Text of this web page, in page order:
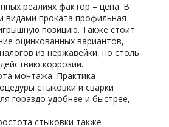
реалиях фактор – цена. В
видами проката профильная
позицию. Также стоит
оцинкованных вариантов,
из нержавейки, но столь
коррозии.
монтажа. Практика
стыковки и сварки
гораздо удобнее и быстрее,
стыковки также